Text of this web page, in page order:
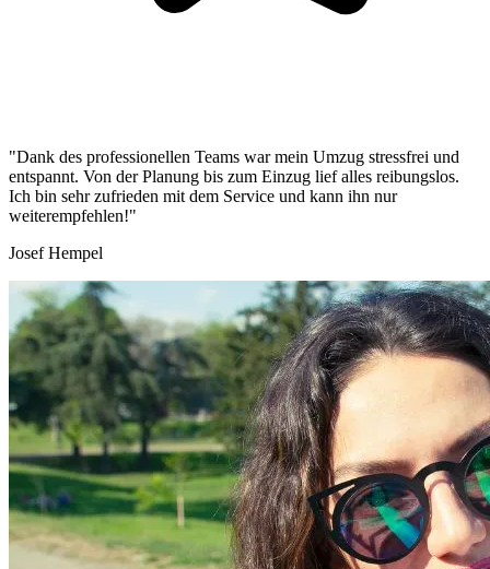
"Dank des professionellen Teams war mein Umzug stressfrei und
entspannt. Von der Planung bis zum Einzug lief alles reibungslos.
Ich bin sehr zufrieden mit dem Service und kann ihn nur
weiterempfehlen!"
Josef Hempel